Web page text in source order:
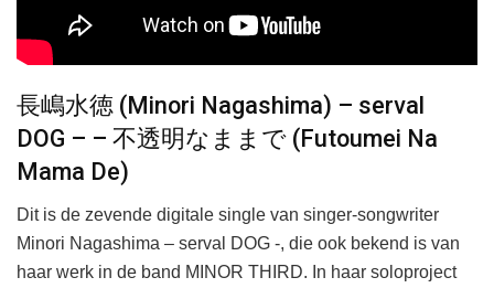
長嶋水徳 (Minori Nagashima) – serval
DOG – – 不透明なままで (Futoumei Na
Mama De)
Dit is de zevende digitale single van singer-songwriter
Minori Nagashima – serval DOG -, die ook bekend is van
haar werk in de band MINOR THIRD. In haar soloproject